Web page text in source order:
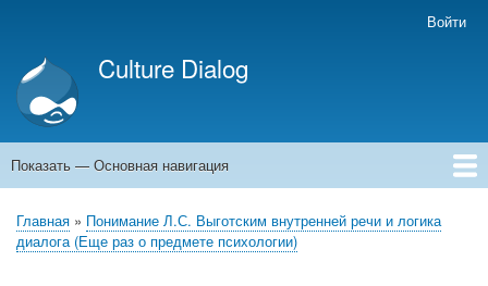
основному
содержанию
учётной
записи
пользователя
Войти
Culture Dialog
Основная
Показать — Основная навигация
Главная
Книги
Авторы
Kомментарии
Архивы емейлов
Форумы
Строка
Главная
Понимание Л.С. Выготским внутренней речи и логика
диалога (Еще раз о предмете психологии)